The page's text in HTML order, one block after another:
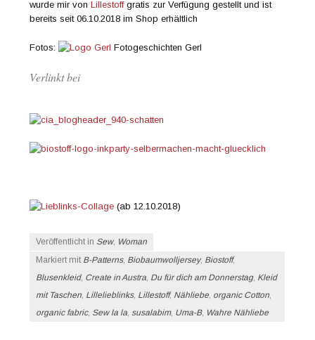
wurde mir vonLillestoffgratis zur Verfügung gestellt und ist
bereits seit 06.10.2018 im Shop erhältlich
Fotos: Fotogeschichten Gerl
Verlinkt bei
(ab 12.10.2018)
Veröffentlicht in Sew, Woman
Markiert mit B-Patterns, Biobaumwolljersey, Biostoff,
Blusenkleid, Create in Austra, Du für dich am Donnerstag, Kleid
mit Taschen, Lillelieblinks, Lillestoff, Nähliebe, organic Cotton,
organic fabric, Sew la la, susalabim, Uma-B, Wahre Nähliebe